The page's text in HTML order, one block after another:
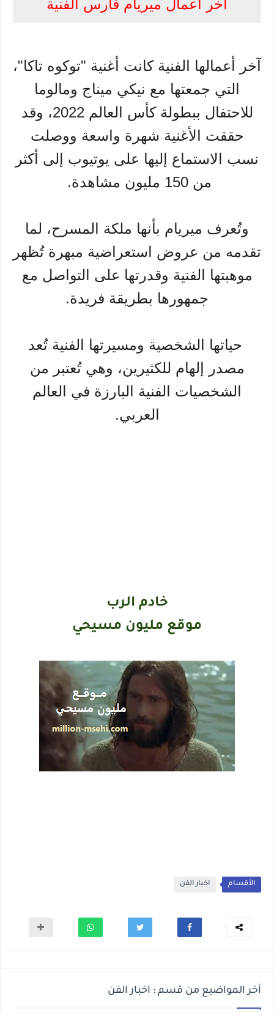
آخر أعمال ميريام فارس الفنية
آخر أعمالها الفنية كانت أغنية "توكوه تاكا"،
التي جمعتها مع نيكي ميناج ومالوما
للاحتفال ببطولة كأس العالم 2022، وقد
حققت الأغنية شهرة واسعة ووصلت
نسب الاستماع إليها على يوتيوب إلى أكثر
من 150 مليون مشاهدة.
وتُعرف ميريام بأنها ملكة المسرح، لما
تقدمه من عروض استعراضية مبهرة تُظهر
موهبتها الفنية وقدرتها على التواصل مع
جمهورها بطريقة فريدة.
حياتها الشخصية ومسيرتها الفنية تُعد
مصدر إلهام للكثيرين، وهي تُعتبر من
الشخصيات الفنية البارزة في العالم
العربي.
خادم الرب
موقع مليون مسيحي
الأقسام اخبار الفن
أخر المواضيع من قسم : اخبار الفن